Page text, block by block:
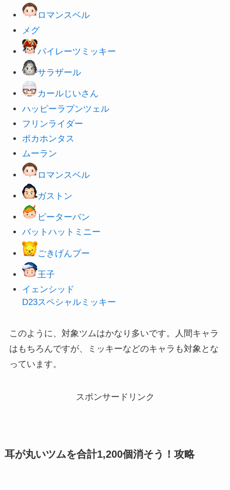
ロマンスベル
メグ
パイレーツミッキー
サラザール
カールじいさん
ハッピーラプンツェル
フリンライダー
ポカホンタス
ムーラン
ロマンスベル
ガストン
ピーターパン
バットハットミニー
ごきげんプー
王子
イェンシッド
D23スペシャルミッキー
このように、対象ツムはかなり多いです。人間キャラ
はもちろんですが、ミッキーなどのキャラも対象とな
っています。
スポンサードリンク
耳が丸いツムを合計1,200個消そう！攻略